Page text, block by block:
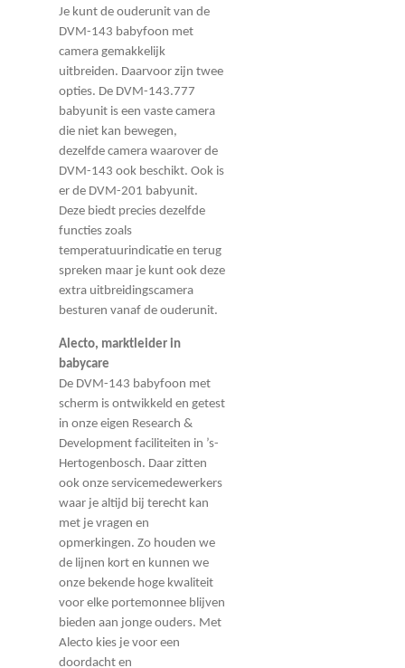
Je kunt de ouderunit van de
DVM-143 babyfoon met
camera gemakkelijk
uitbreiden. Daarvoor zijn twee
opties. De DVM-143.777
babyunit is een vaste camera
die niet kan bewegen,
dezelfde camera waarover de
DVM-143 ook beschikt. Ook is
er de DVM-201 babyunit.
Deze biedt precies dezelfde
functies zoals
temperatuurindicatie en terug
spreken maar je kunt ook deze
extra uitbreidingscamera
besturen vanaf de ouderunit.
Alecto, marktleider in
babycare
De DVM-143 babyfoon met
scherm is ontwikkeld en getest
in onze eigen Research &
Development faciliteiten in ’s-
Hertogenbosch. Daar zitten
ook onze servicemedewerkers
waar je altijd bij terecht kan
met je vragen en
opmerkingen. Zo houden we
de lijnen kort en kunnen we
onze bekende hoge kwaliteit
voor elke portemonnee blijven
bieden aan jonge ouders. Met
Alecto kies je voor een
doordacht en